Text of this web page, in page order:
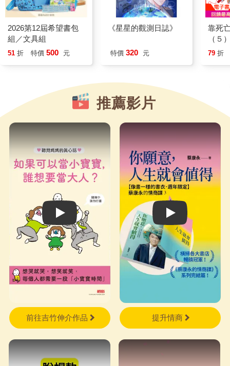
己量身打造的生命經驗，學習需
要學的事，包括「放下」這門最
重要的課。 比約恩在書中分
享了一個我每次讀都會起雞皮疙
瘩的故事：一個人和上帝一起回
分路上都是兩對腳印，可是在那
些最艱難、最孤單的時刻，地上
都只有一對腳印。他問上帝：
「那時候祢在哪裡？」上帝回
答：「那時候是我背著你走。」
讀《張開的手》的過程中，我
也有一種有人陪伴、不孤單的感
覺。從學著坦誠「我可能錯
了」，到願意在日常的磨合與掙
扎中慢慢「張開手」，如果你也
感覺孤單、疲乏、覺得自己塞滿
太多的「應該」，不妨隨機翻開
這本書的任何一頁，讓比約恩陪
著你一次次練習張開手。也許，
就從今天開始，有意識地把手張
2026第12屆希望書包
組／文具組
51 折 特價 500 元
《星星的觀測日誌》
特價 320 元
靠死
（５
79 折
推薦影片
Play video
前往吉竹伸介作品
Play video
提升情商